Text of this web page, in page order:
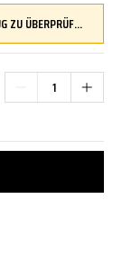
DRÜCKEN SIE AUF DEN BUTTON, UM IHR FAHRZEUG ZU ÜBERPRÜFEN UND SICHERZUSTELLEN, DASS DIESES TEIL KOMPATIBEL IST, BEVOR SIE ES BESTELLEN